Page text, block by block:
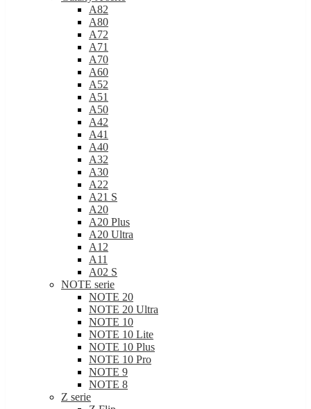
A82
A80
A72
A71
A70
A60
A52
A51
A50
A42
A41
A40
A32
A30
A22
A21 S
A20
A20 Plus
A20 Ultra
A12
A11
A02 S
NOTE serie
NOTE 20
NOTE 20 Ultra
NOTE 10
NOTE 10 Lite
NOTE 10 Plus
NOTE 10 Pro
NOTE 9
NOTE 8
Z serie